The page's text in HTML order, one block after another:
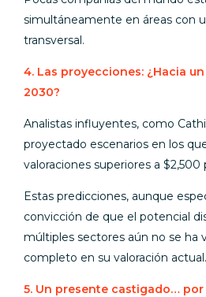
simultáneamente en áreas con
transversal.
4. Las proyecciones: ¿Hacia
2030?
Analistas influyentes, como
proyectado escenarios en los
valoraciones superiores a $2,500
Estas predicciones, aunque
convicción de que el potencial
múltiples sectores aún no se ha
completo en su valoración actual.
5. Un presente castigado…